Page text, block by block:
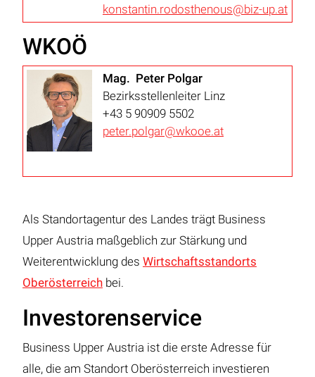
konstantin.rodosthenous@biz-up.at
WKOÖ
Mag. Peter Polgar
Bezirksstellenleiter Linz
+43 5 90909 5502
peter.polgar@wkooe.at
Als Standortagentur des Landes trägt Business
Upper Austria maßgeblich zur Stärkung und
Weiterentwicklung des Wirtschaftsstandorts
Oberösterreich bei.
Investorenservice
Business Upper Austria ist die erste Adresse für
alle, die am Standort Oberösterreich investieren